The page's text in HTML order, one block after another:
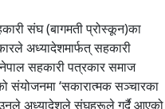
संघ (बागमती प्रोस्कून)का
अध्यादेशमार्फत् सहकारी
सहकारी पत्रकार समाज
संयोजनमा ‘सकारात्मक सञ्चारका
उनले अध्यादेशले संघहरूले गर्दै आएको